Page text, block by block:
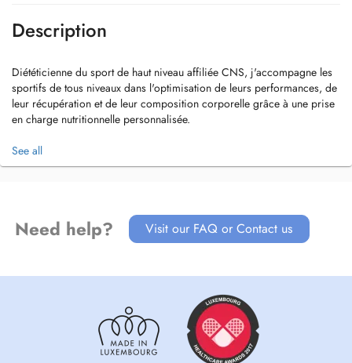
Description
Diététicienne du sport de haut niveau affiliée CNS, j'accompagne les
sportifs de tous niveaux dans l'optimisation de leurs performances, de
leur récupération et de leur composition corporelle grâce à une prise
en charge nutritionnelle personnalisée.
Bien que spécialisée dans la nutrition sportive, je reçois tout type de
profils, sportifs ou non, souhaitant améliorer leur alimentation, leur
Chaque consultation est adaptée à vos besoins, votre mode de vie et
vos objectifs, afin de proposer un suivi concret, personnalisé et
Suivis proposés
-Suivi nutritionnel du sportif (amateur à haut niveau)
-Perte ou prise de poids / rééquilibrage alimentaire
-Prise de masse musculaire / sèche
-Recomposition corporelle
See all
Need help? Visit our FAQ or Contact us